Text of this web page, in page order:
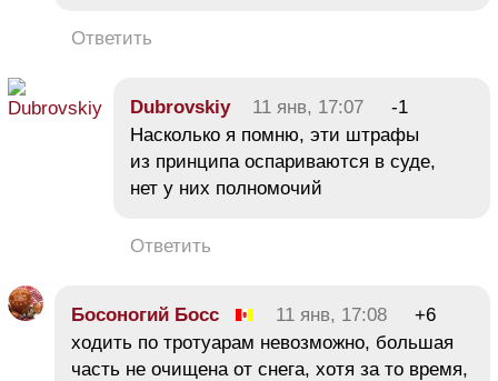
Ответить
Dubrovskiy 11 янв, 17:07
-1
Насколько я помню, эти штрафы
из принципа оспариваются в суде,
нет у них полномочий
Ответить
Босоногий Босс 11 янв, 17:08
+6
ходить по тротуарам невозможно, большая
часть не очищена от снега, хотя за то время,